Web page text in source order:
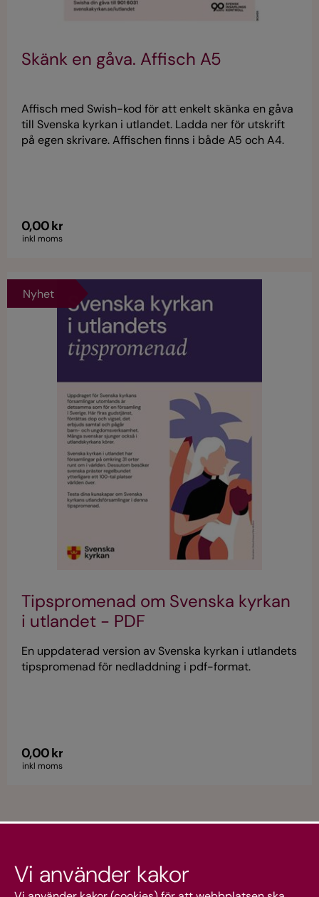
Skänk en gåva. Affisch A5
Affisch med Swish-kod för att enkelt skänka en gåva
till Svenska kyrkan i utlandet. Ladda ner för utskrift
på egen skrivare. Affischen finns i både A5 och A4.
0,00 kr
inkl moms
Nyhet
Tipspromenad om Svenska kyrkan
i utlandet - PDF
En uppdaterad version av Svenska kyrkan i utlandets
tipspromenad för nedladdning i pdf-format.
0,00 kr
inkl moms
Vi använder kakor